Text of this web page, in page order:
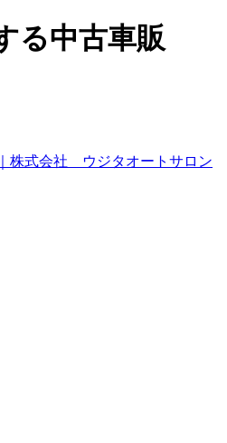
る中古車販